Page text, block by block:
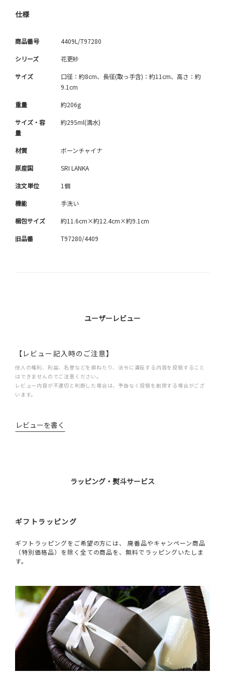
仕様
商品番号 4409L/T97280
シリーズ 花更紗
サイズ
口径：約8cm、長径(取っ手含)：約11cm、高さ：約
9.1cm
重量 約206g
サイズ・容
量
約295ml(満水)
材質 ボーンチャイナ
原産国 SRI LANKA
注文単位 1個
機能 手洗い
梱包サイズ 約11.6cm×約12.4cm×約9.1cm
旧品番 T97280/4409
ユーザーレビュー
【レビュー記入時のご注意】
他人の権利、利益、名誉などを損ねたり、法令に違反する内容を投稿すること
はできませんのでご注意ください。
レビュー内容が不適切と判断した場合は、予告なく投稿を削除する場合がござ
います。
レビューを書く
ラッピング・熨斗サービス
ギフトラッピング
ギフトラッピングをご希望の方には、 廃番品やキャンペーン商品
（特別価格品）を除く全ての商品を、無料でラッピングいたしま
す。